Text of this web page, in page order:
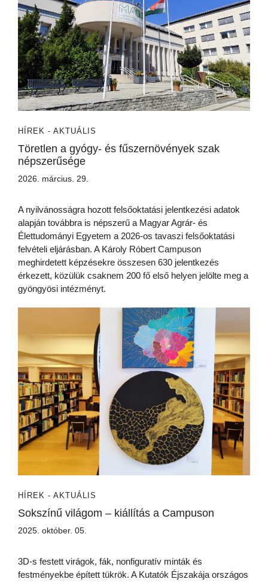
HÍREK - AKTUÁLIS
Töretlen a gyógy- és fűszernövények szak
népszerűsége
2026. március. 29.
A nyilvánosságra hozott felsőoktatási jelentkezési adatok
alapján továbbra is népszerű a Magyar Agrár- és
Élettudományi Egyetem a 2026-os tavaszi felsőoktatási
felvételi eljárásban. A Károly Róbert Campuson
meghirdetett képzésekre összesen 630 jelentkezés
érkezett, közülük csaknem 200 fő első helyen jelölte meg a
gyöngyösi intézményt.
HÍREK - AKTUÁLIS
Sokszínű világom – kiállítás a Campuson
2025. október. 05.
3D-s festett virágok, fák, nonfiguratív minták és
festményekbe épített tükrök. A Kutatók Éjszakája országos